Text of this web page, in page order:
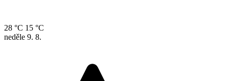
28 °C 15 °C
neděle 9. 8.